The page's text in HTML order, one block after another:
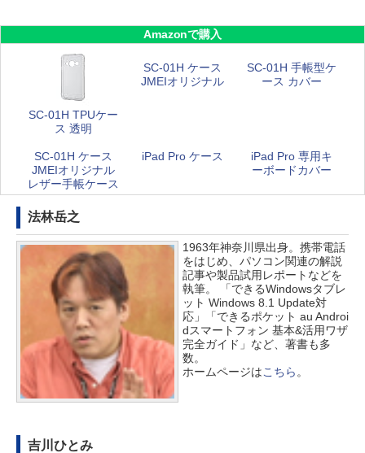
Amazonで購入
SC-01H TPUケー
ス 透明
SC-01H ケース
JMEIオリジナル
SC-01H 手帳型ケ
ース カバー
SC-01H ケース
JMEIオリジナル
レザー手帳ケース
iPad Pro ケース
iPad Pro 専用キ
ーボードカバー
法林岳之
1963年神奈川県出身。携帯電話
をはじめ、パソコン関連の解説
記事や製品試用レポートなどを
執筆。 「できるWindowsタブレ
ット Windows 8.1 Update対
応」「できるポケット au Androi
dスマートフォン 基本&活用ワザ
完全ガイド」など、著書も多
数。
ホームページはこちら 。
吉川ひとみ